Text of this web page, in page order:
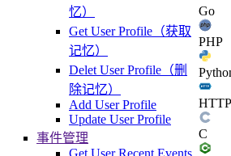
忆）
Get User Profile（获取
记忆）
Delet User Profile（删
除记忆）
Add User Profile
Update User Profile
事件管理
Get User Recent Events
Go
PHP
HTTP
C